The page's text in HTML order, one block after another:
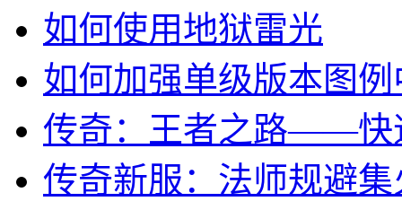
如何使用地狱雷光
如何加强单级版本图
传奇：王者之路——快
传奇新服：法师规避